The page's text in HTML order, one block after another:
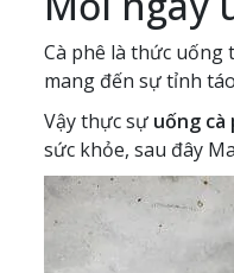
Cà phê là thức uống
mang đến sự tỉnh
Vậy thực sự uống cà
sức khỏe, sau đây